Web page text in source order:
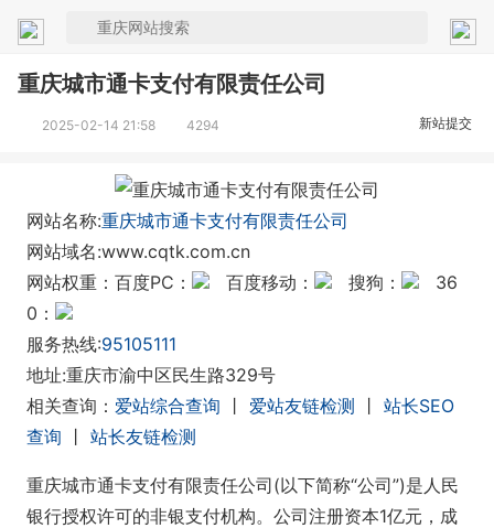
重庆城市通卡支付有限责任公司
2025-02-14 21:58 4294 新站提交
网站名称:重庆城市通卡支付有限责任公司
网站域名:www.cqtk.com.cn
网站权重：百度PC：
百度移动： 搜狗：
36
0：
服务热线:95105111
地址:重庆市渝中区民生路329号
相关查询： 爱站综合查询 爱站友链检测
站长SEO
查询
站长友链检测
重庆城市通卡支付有限责任公司(以下简称“公司”)是人民
银行授权许可的非银支付机构。公司注册资本1亿元，成